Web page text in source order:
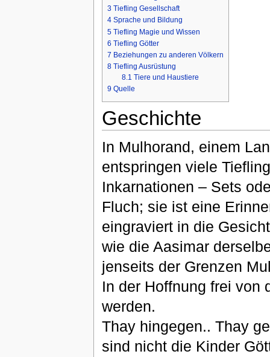
3 Tiefling Gesellschaft
4 Sprache und Bildung
5 Tiefling Magie und Wissen
6 Tiefling Götter
7 Beziehungen zu anderen Völkern
8 Tiefling Ausrüstung
8.1 Tiere und Haustiere
9 Quelle
Geschichte
In Mulhorand, einem
entspringen viele
Inkarnationen – Sets
Fluch; sie ist eine
eingraviert in die
wie die Aasimar
jenseits der Grenzen
In der Hoffnung frei von
werden.
Thay hingegen.. Thay
sind nicht die Kinder